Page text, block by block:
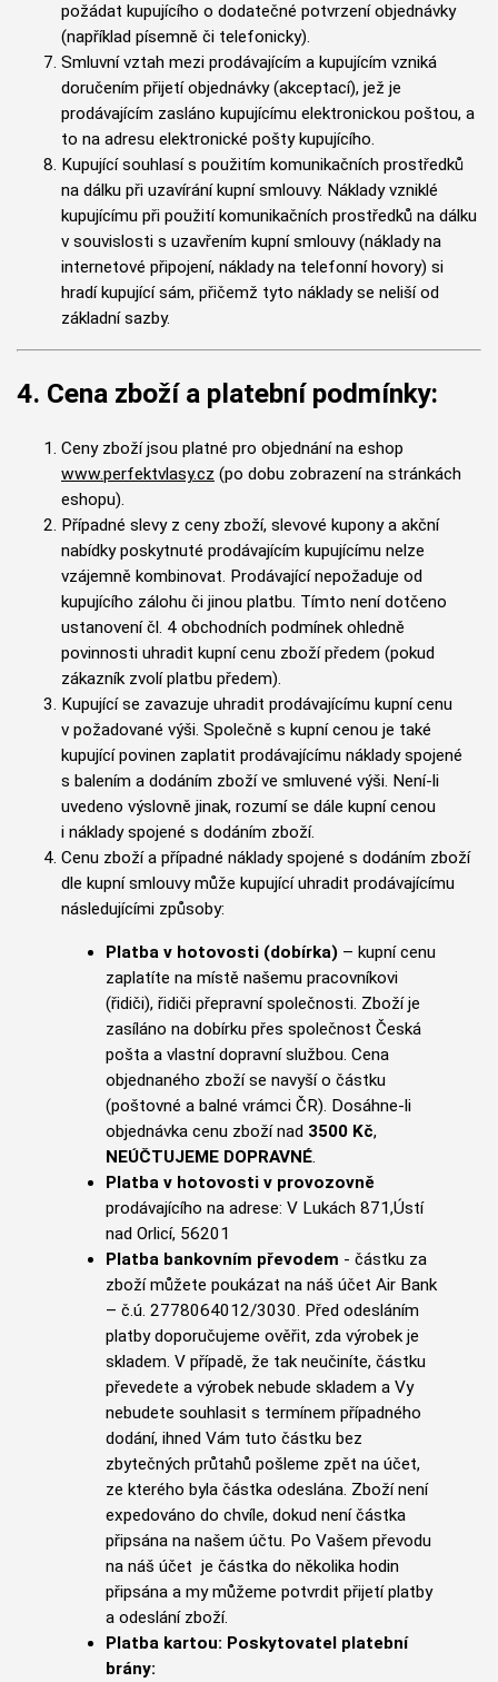
požádat kupujícího o dodatečné potvrzení objednávky
(například písemně či telefonicky).
Smluvní vztah mezi prodávajícím a kupujícím vzniká
doručením přijetí objednávky (akceptací), jež je
prodávajícím zasláno kupujícímu elektronickou poštou, a
to na adresu elektronické pošty kupujícího.
Kupující souhlasí s použitím komunikačních prostředků
na dálku při uzavírání kupní smlouvy. Náklady vzniklé
kupujícímu při použití komunikačních prostředků na dálku
v souvislosti s uzavřením kupní smlouvy (náklady na
internetové připojení, náklady na telefonní hovory) si
hradí kupující sám, přičemž tyto náklady se neliší od
základní sazby.
4. Cena zboží a platební podmínky:
Ceny zboží jsou platné pro objednání na eshop
www.perfektvlasy.cz (po dobu zobrazení na stránkách
eshopu).
Případné slevy z ceny zboží, slevové kupony a akční
nabídky poskytnuté prodávajícím kupujícímu nelze
vzájemně kombinovat. Prodávající nepožaduje od
kupujícího zálohu či jinou platbu. Tímto není dotčeno
ustanovení čl. 4 obchodních podmínek ohledně
povinnosti uhradit kupní cenu zboží předem (pokud
zákazník zvolí platbu předem).
Kupující se zavazuje uhradit prodávajícímu kupní cenu
v požadované výši. Společně s kupní cenou je také
kupující povinen zaplatit prodávajícímu náklady spojené
s balením a dodáním zboží ve smluvené výši. Není-li
uvedeno výslovně jinak, rozumí se dále kupní cenou
i náklady spojené s dodáním zboží.
Cenu zboží a případné náklady spojené s dodáním zboží
dle kupní smlouvy může kupující uhradit prodávajícímu
následujícími způsoby:
Platba v hotovosti (dobírka) – kupní cenu
zaplatíte na místě našemu pracovníkovi
(řidiči), řidiči přepravní společnosti. Zboží je
zasíláno na dobírku přes společnost Česká
pošta a vlastní dopravní službou. Cena
objednaného zboží se navyší o částku
(poštovné a balné vrámci ČR). Dosáhne-li
objednávka cenu zboží nad 3500 Kč,
NEÚČTUJEME DOPRAVNÉ.
Platba v hotovosti v provozovně
prodávajícího na adrese: V Lukách 871,Ústí
nad Orlicí, 56201
Platba bankovním převodem - částku za
zboží můžete poukázat na náš účet Air Bank
– č.ú. 2778064012/3030. Před odesláním
platby doporučujeme ověřit, zda výrobek je
skladem. V případě, že tak neučiníte, částku
převedete a výrobek nebude skladem a Vy
nebudete souhlasit s termínem případného
dodání, ihned Vám tuto částku bez
zbytečných průtahů pošleme zpět na účet,
ze kterého byla částka odeslána. Zboží není
expedováno do chvíle, dokud není částka
připsána na našem účtu. Po Vašem převodu
na náš účet je částka do několika hodin
připsána a my můžeme potvrdit přijetí platby
a odeslání zboží.
Platba kartou: Poskytovatel platební
brány: